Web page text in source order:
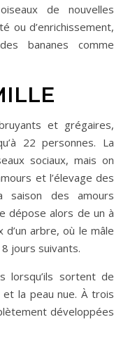
de nouvelles
ou d’enrichissement,
bananes comme
et grégaires,
22 personnes. La
sociaux, mais on
et l’élevage des
saison des amours
dépose alors de un à
arbre, où le mâle
jours suivants.
lorsqu’ils sortent de
la peau nue. À trois
développées